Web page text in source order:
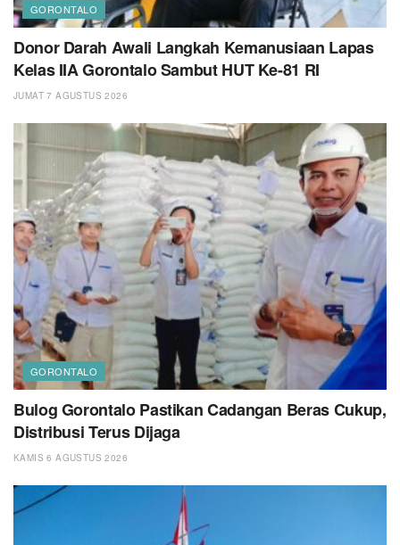
GORONTALO
Donor Darah Awali Langkah Kemanusiaan Lapas
Kelas IIA Gorontalo Sambut HUT Ke-81 RI
JUMAT 7 AGUSTUS 2026
GORONTALO
Bulog Gorontalo Pastikan Cadangan Beras Cukup,
Distribusi Terus Dijaga
KAMIS 6 AGUSTUS 2026